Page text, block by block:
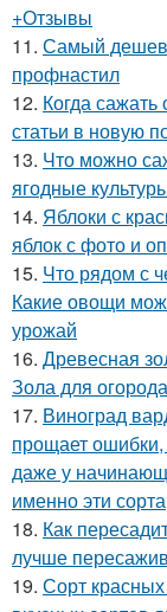
+Отзывы
11. Самый
профнастил
12. Когда
статьи в новую
13. Что можно
ягодные
14. Яблоки с
яблок с фото и
15. Что рядом с
Какие овощи
урожай
16. Древесная
Зола для огорода
17. Виноград
прощает
даже у
именно эти сорта
18. Как
лучше
19. Сорт